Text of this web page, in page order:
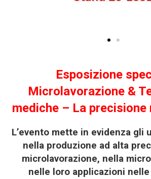
Esposizione
Microlavorazione &
mediche – La precisione
L’evento mette in evidenza gli
nella produzione ad alta
microlavorazione, nella
nelle loro applicazioni